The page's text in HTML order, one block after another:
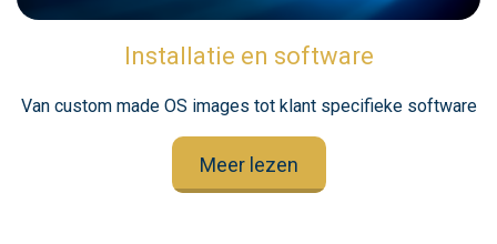
Installatie en software
Van custom made OS images tot klant specifieke software
Meer lezen